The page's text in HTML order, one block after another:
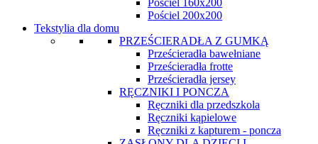
Pościel 160x200
Pościel 200x200
Tekstylia dla domu
PRZEŚCIERADŁA Z GUMKĄ
Prześcieradła bawełniane
Prześcieradła frotte
Prześcieradła jersey
RĘCZNIKI I PONCZA
Ręczniki dla przedszkola
Ręczniki kąpielowe
Ręczniki z kapturem - poncza